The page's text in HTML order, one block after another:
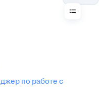
по работе с